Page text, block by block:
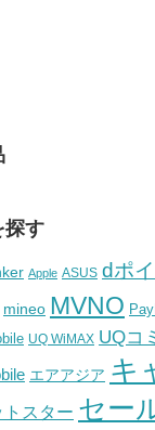
探す
Apple ASUS dポ
mineo MVNO
UQ WiMAX UQコ
エアアジア キ
トスター セー